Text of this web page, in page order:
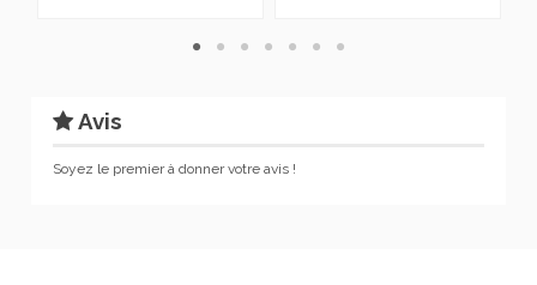
Avis
Soyez le premier à donner votre avis !